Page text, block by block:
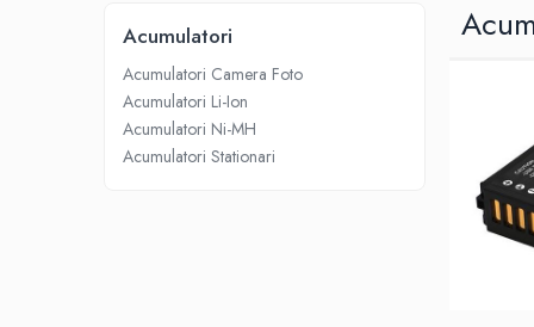
Acumulatori
Acumulatori Camera Foto
Acumulatori Li-Ion
Acumulatori Ni-MH
Acumulatori Stationari